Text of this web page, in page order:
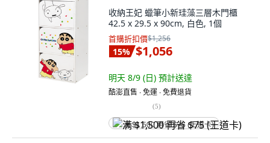
收納王妃 蠟筆小新珪藻三層木門櫃
42.5 x 29.5 x 90cm, 白色, 1個
首購折扣價$1,256
15% $1,056
明天 8/9 (日) 預計送達
酷澎直售 ∙ 免運 ∙ 免費退貨
(5)
满 $1,500 再省 $75 (王道卡)